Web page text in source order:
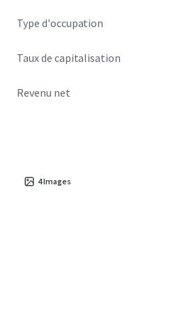
Type d'occupation
Taux de capitalisation
Revenu net
4Images